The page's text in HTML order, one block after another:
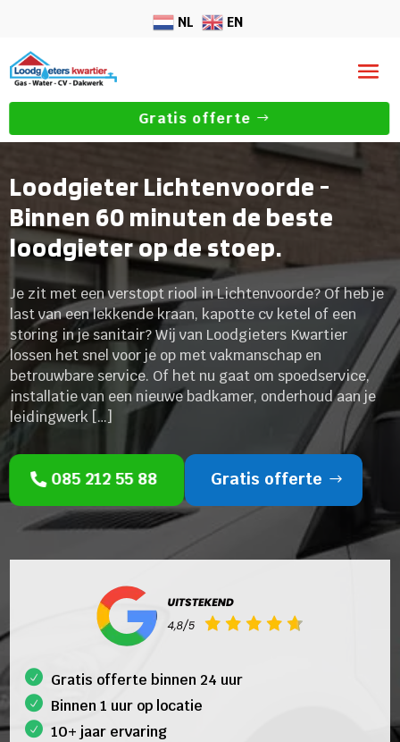
NL EN
Gratis offerte
Loodgieter Lichtenvoorde -
Binnen 60 minuten de beste
loodgieter op de stoep.
Je zit met een verstopt riool in Lichtenvoorde? Of heb je
last van een lekkende kraan, kapotte cv ketel of een
storing in je sanitair? Wij van Loodgieters Kwartier
lossen het snel voor je op met vakmanschap en
betrouwbare service. Of het nu gaat om spoedservice,
installatie van een nieuwe badkamer, onderhoud aan je
leidingwerk […]
085 212 55 88 Gratis offerte
Gratis offerte binnen 24 uur
Binnen 1 uur op locatie
10+ jaar ervaring